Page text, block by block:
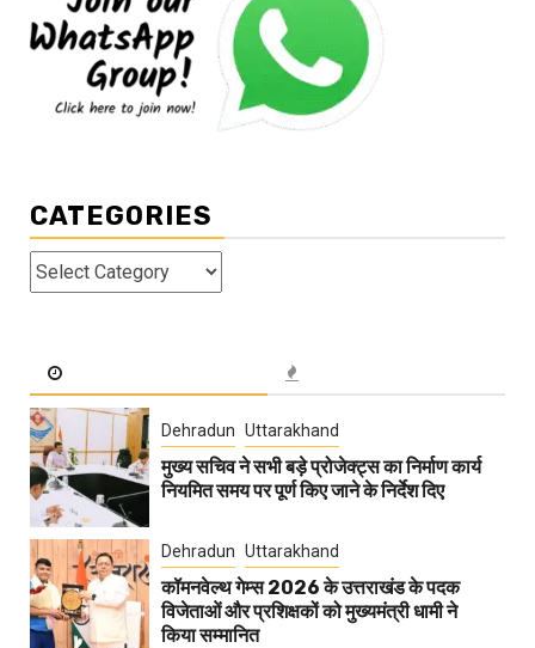
CATEGORIES
Categories
Dehradun Uttarakhand
मुख्य सचिव ने सभी बड़े प्रोजेक्ट्स का निर्माण कार्य
नियमित समय पर पूर्ण किए जाने के निर्देश दिए
Dehradun Uttarakhand
कॉमनवेल्थ गेम्स 2026 के उत्तराखंड के पदक
विजेताओं और प्रशिक्षकों को मुख्यमंत्री धामी ने
किया सम्मानित